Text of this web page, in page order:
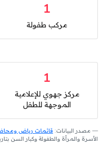
1
مركب طفولة
1
مركز جهوي للإعلامية
الموجهة للطفل
مصدر البيانات: قائمات رياض
الأسرة والمرأة والطفولة وكبار السن بتاريخ 2026/08/07 على الساعة